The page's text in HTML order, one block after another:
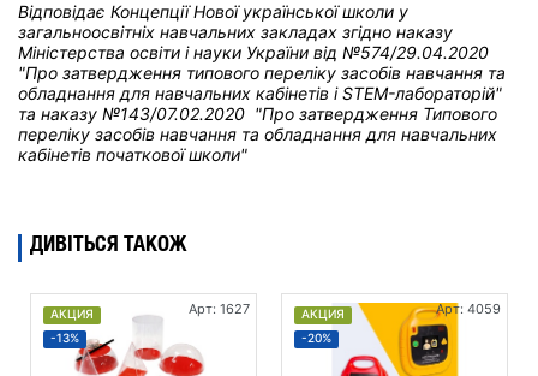
Відповідає Концепції Нової української школи у
загальноосвітніх навчальних закладах згідно наказу
Міністерства освіти і науки України від №574/29.04.2020
"Про затвердження типового переліку засобів навчання та
обладнання для навчальних кабінетів і STEM-лабораторій"
та наказу №143/07.02.2020 "Про затвердження Типового
переліку засобів навчання та обладнання для навчальних
кабінетів початкової школи"
ДИВІТЬСЯ ТАКОЖ
АКЦИЯ
-13%
Арт: 1627
АКЦИЯ
-20%
Арт: 4059